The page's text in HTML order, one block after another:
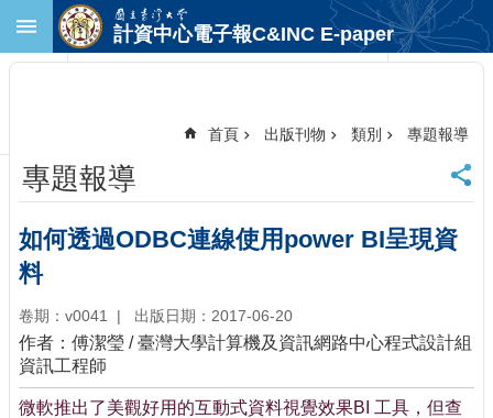
跳到主要內容區塊
首
頁
臺
大
首
計
中
首
頁
計資中心電子報C&INC E-paper
首頁 出版刊物 類別 專題報導
專題報導
如何透過ODBC連線使用power BI呈現資
料
卷期：v0041 出版日期：2017-06-20
作者：傅潔瑩 / 臺灣大學計算機及資訊網路中心程式設計組
資訊工程師
微軟推出了美觀好用的互動式資料視覺效果BI 工具，但查